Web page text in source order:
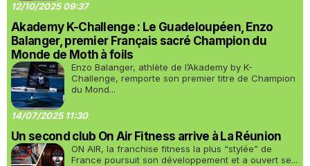
12/10/2025 09:37
Akademy K-Challenge : Le Guadeloupéen, Enzo
Balanger, premier Français sacré Champion du
Monde de Moth à foils
Enzo Balanger, athlète de l’Akademy by K-
Challenge, remporte son premier titre de Champion
du Mond...
14/07/2025 11:30
Un second club On Air Fitness arrive à La Réunion
ON AIR, la franchise fitness la plus “stylée” de
France poursuit son développement et a ouvert se...